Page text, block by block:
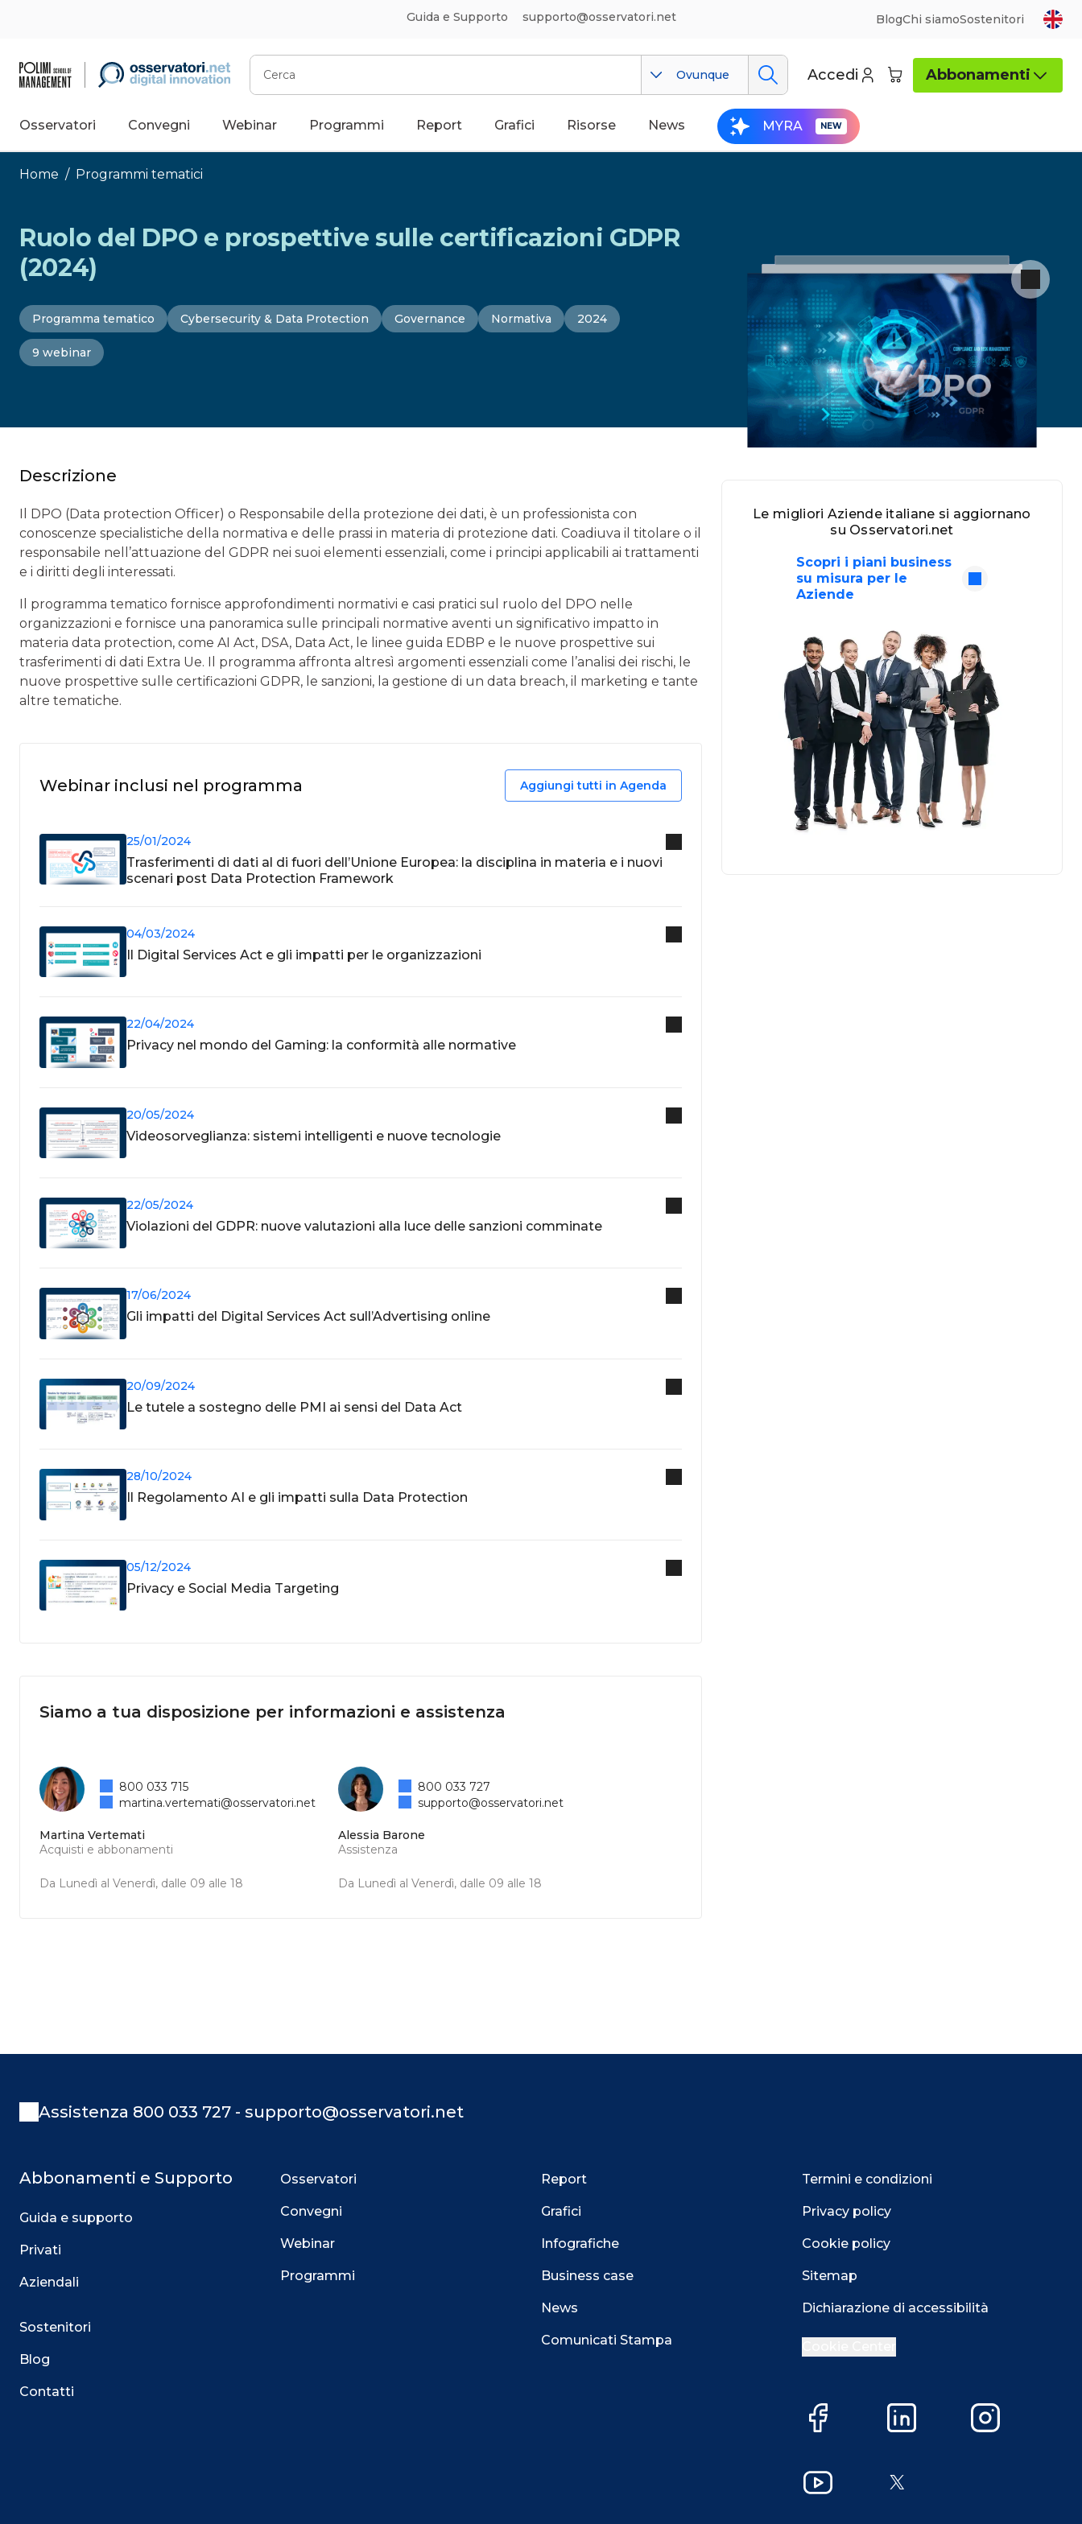
Guida e Supporto supporto@osservatori.net BlogChi siamoSostenitori
Cerca
Ovunque Accedi Abbonamenti
Osservatori Convegni Webinar Programmi Report Grafici Risorse News MYRA
Home / Programmi tematici
Ruolo del DPO e prospettive sulle certificazioni GDPR
(2024)
Programma tematico Cybersecurity & Data Protection Governance Normativa 2024
9 webinar
Descrizione
Il DPO (Data protection Officer) o Responsabile della protezione dei dati, è un professionista con
conoscenze specialistiche della normativa e delle prassi in materia di protezione dati. Coadiuva il titolare o il
responsabile nell’attuazione del GDPR nei suoi elementi essenziali, come i principi applicabili ai trattamenti
e i diritti degli interessati.
Il programma tematico fornisce approfondimenti normativi e casi pratici sul ruolo del DPO nelle
organizzazioni e fornisce una panoramica sulle principali normative aventi un significativo impatto in
materia data protection, come AI Act, DSA, Data Act, le linee guida EDBP e le nuove prospettive sui
trasferimenti di dati Extra Ue. Il programma affronta altresì argomenti essenziali come l’analisi dei rischi, le
nuove prospettive sulle certificazioni GDPR, le sanzioni, la gestione di un data breach, il marketing e tante
altre tematiche.
Webinar inclusi nel programma Aggiungi tutti in Agenda
25/01/2024
Trasferimenti di dati al di fuori dell’Unione Europea: la disciplina in materia e i nuovi
scenari post Data Protection Framework
04/03/2024
Il Digital Services Act e gli impatti per le organizzazioni
22/04/2024
Privacy nel mondo del Gaming: la conformità alle normative
20/05/2024
Videosorveglianza: sistemi intelligenti e nuove tecnologie
22/05/2024
Violazioni del GDPR: nuove valutazioni alla luce delle sanzioni comminate
17/06/2024
Gli impatti del Digital Services Act sull’Advertising online
20/09/2024
Le tutele a sostegno delle PMI ai sensi del Data Act
28/10/2024
Il Regolamento AI e gli impatti sulla Data Protection
05/12/2024
Privacy e Social Media Targeting
Siamo a tua disposizione per informazioni e assistenza
Martina Vertemati
Acquisti e abbonamenti
Da Lunedì al Venerdì, dalle 09 alle 18
800 033 715
martina.vertemati@osservatori.net
Alessia Barone
Assistenza
Da Lunedì al Venerdì, dalle 09 alle 18
800 033 727
supporto@osservatori.net
Le migliori Aziende italiane si aggiornano
su Osservatori.net
Scopri i piani business
su misura per le
Aziende
Assistenza 800 033 727 - supporto@osservatori.net
Abbonamenti e Supporto
Guida e supporto
Privati
Aziendali
Sostenitori
Blog
Contatti
Osservatori
Convegni
Webinar
Programmi
Report
Grafici
Infografiche
Business case
News
Comunicati Stampa
Termini e condizioni
Privacy policy
Cookie policy
Sitemap
Dichiarazione di accessibilità
Facebook LinkedIn Instagram
YouTube X